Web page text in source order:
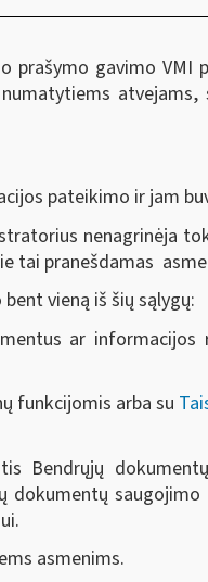
gavimo VMI
pateikimo ir jam
nenagrinėja
tai pranešdamas
vieną iš šių sąlygų:
ar
funkcijomis arba su
Bendrųjų
dokumentų
asmenims.